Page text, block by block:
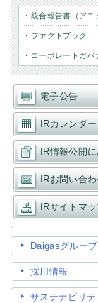
サステナビ
IR情報
採用情報
プレスリリ
統合報告書（アニ
ファクトブック
コーポレートガバ
電子公告
IRカレンダー
IR情報公開
IRお問い合
IRサイトマ
Daigasグループ
採用情報
サステナビリテ